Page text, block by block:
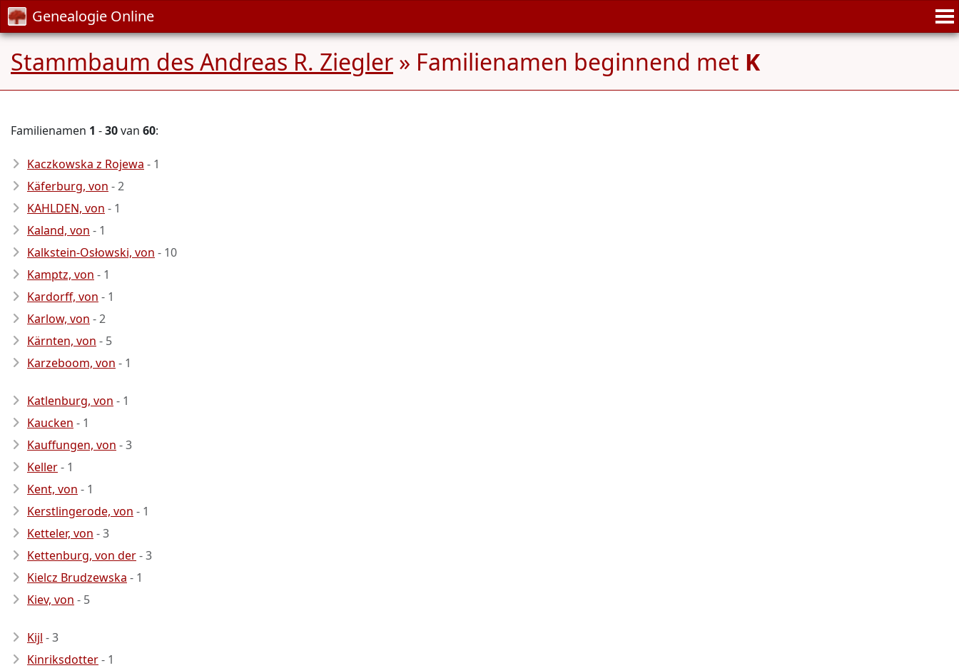
Genealogie Online
Stammbaum des Andreas R. Ziegler » Familienamen beginnend met K
Familienamen 1 -30van 60:
Kaczkowska z Rojewa - 1
Käferburg, von - 2
KAHLDEN, von - 1
Kaland, von - 1
Kalkstein-Osłowski, von - 10
Kamptz, von - 1
Kardorff, von - 1
Karlow, von - 2
Kärnten, von - 5
Karzeboom, von - 1
Katlenburg, von - 1
Kaucken - 1
Kauffungen, von - 3
Keller- 1
Kent, von - 1
Kerstlingerode, von - 1
Ketteler, von - 3
Kettenburg, von der- 3
Kielcz Brudzewska - 1
Kiev, von - 5
Kijl - 3
Kinriksdotter- 1